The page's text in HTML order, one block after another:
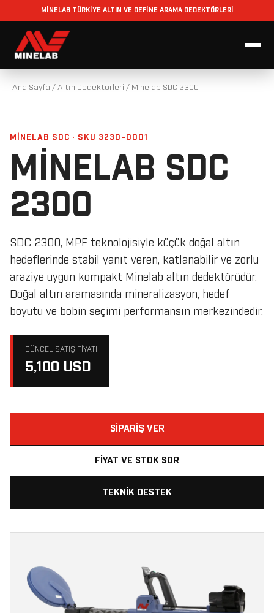
MİNELAB TÜRKİYE ALTIN VE DEFİNE ARAMA DEDEKTÖRLERİ
Ana Sayfa / Altın Dedektörleri / Minelab SDC 2300
MINELAB SDC · SKU 3230-0001
MINELAB SDC
2300
SDC 2300, MPF teknolojisiyle küçük doğal altın
hedeflerinde stabil yanıt veren, katlanabilir ve zorlu
araziye uygun kompakt Minelab altın dedektörüdür.
Doğal altın aramasında mineralizasyon, hedef
boyutu ve bobin seçimi performansın merkezindedir.
GÜNCEL SATIŞ FIYATI
5,100 USD
SIPARIŞ VER
FIYAT VE STOK SOR
TEKNIK DESTEK